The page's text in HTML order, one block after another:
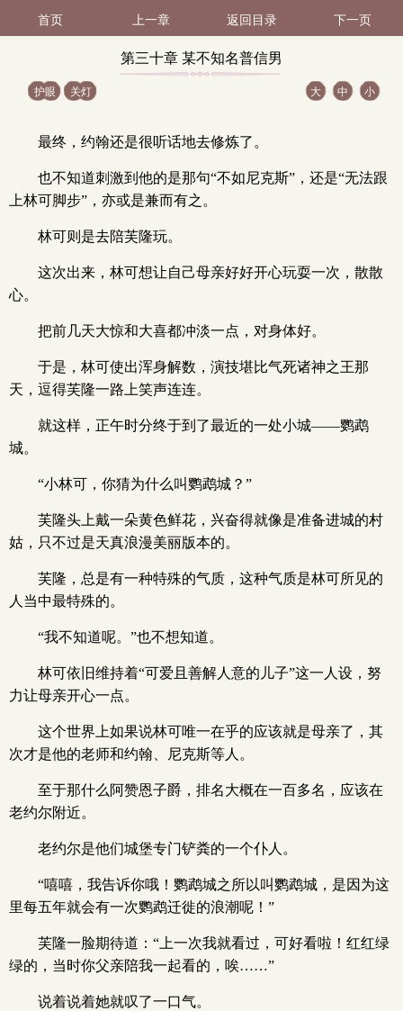
首页 上一章 返回目录 下一页
第三十章 某不知名普信男
护眼 关灯 大 中 小
最终，约翰还是很听话地去修炼了。
也不知道刺激到他的是那句“不如尼克斯”，还是“无法跟
上林可脚步”，亦或是兼而有之。
林可则是去陪芙隆玩。
这次出来，林可想让自己母亲好好开心玩耍一次，散散
心。
把前几天大惊和大喜都冲淡一点，对身体好。
于是，林可使出浑身解数，演技堪比气死诸神之王那
天，逗得芙隆一路上笑声连连。
就这样，正午时分终于到了最近的一处小城——鹦鹉
城。
“小林可，你猜为什么叫鹦鹉城？”
芙隆头上戴一朵黄色鲜花，兴奋得就像是准备进城的村
姑，只不过是天真浪漫美丽版本的。
芙隆，总是有一种特殊的气质，这种气质是林可所见的
人当中最特殊的。
“我不知道呢。”也不想知道。
林可依旧维持着“可爱且善解人意的儿子”这一人设，努
力让母亲开心一点。
这个世界上如果说林可唯一在乎的应该就是母亲了，其
次才是他的老师和约翰、尼克斯等人。
至于那什么阿赞恩子爵，排名大概在一百多名，应该在
老约尔附近。
老约尔是他们城堡专门铲粪的一个仆人。
“嘻嘻，我告诉你哦！鹦鹉城之所以叫鹦鹉城，是因为这
里每五年就会有一次鹦鹉迁徙的浪潮呢！”
芙隆一脸期待道：“上一次我就看过，可好看啦！红红绿
绿的，当时你父亲陪我一起看的，唉……”
说着说着她就叹了一口气。